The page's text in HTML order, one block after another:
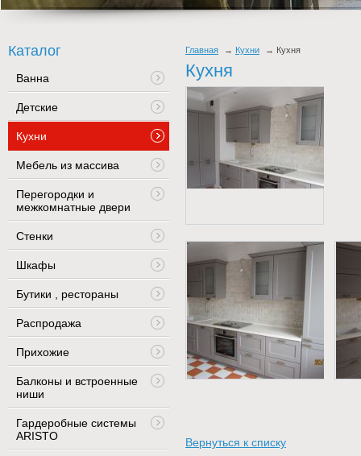
Главная Кухни Кухня
Кухня
Вернуться к списку
Каталог
Ванна
Детские
Кухни
Мебель из массива
Перегородки и
межкомнатные двери
Стенки
Шкафы
Бутики , рестораны
Распродажа
Прихожие
Балконы и встроенные
ниши
Гардеробные системы
ARISTO